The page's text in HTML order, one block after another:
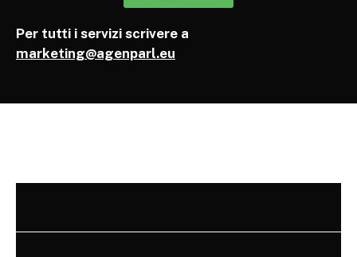
Per tutti i servizi scrivere a
marketing@agenparl.eu